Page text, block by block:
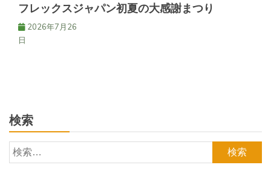
フレックスジャパン初夏の大感謝まつり
2026年7月26
日
検索
検
索: